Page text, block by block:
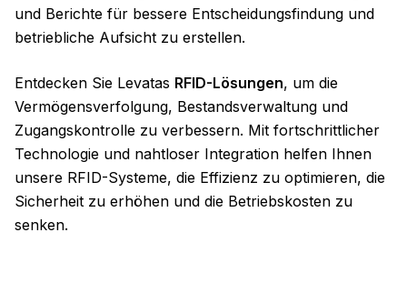
und Berichte für bessere Entscheidungsfindung und
betriebliche Aufsicht zu erstellen.
Entdecken Sie Levatas RFID-Lösungen, um die
Vermögensverfolgung, Bestandsverwaltung und
Zugangskontrolle zu verbessern. Mit fortschrittlicher
Technologie und nahtloser Integration helfen Ihnen
unsere RFID-Systeme, die Effizienz zu optimieren, die
Sicherheit zu erhöhen und die Betriebskosten zu
senken.